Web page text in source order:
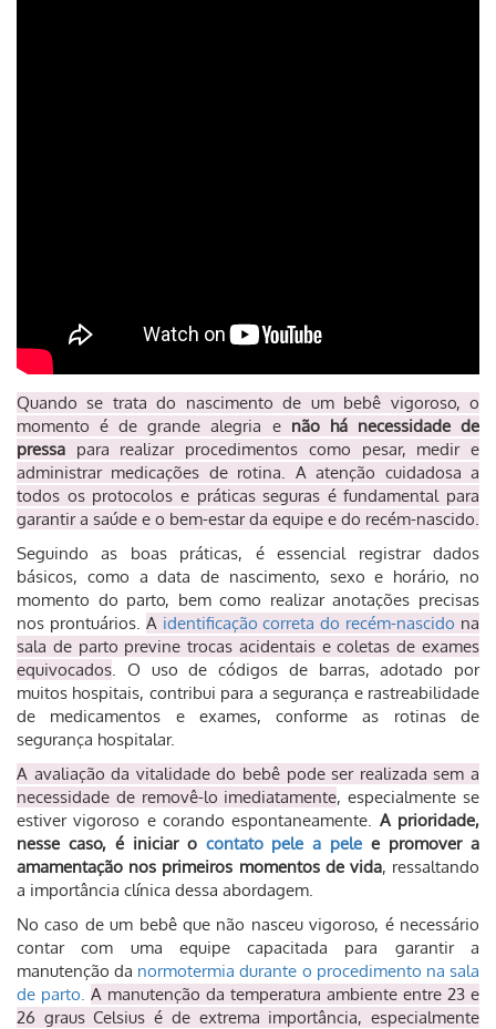
Quando se trata do nascimento de um bebê vigoroso, o
momento é de grande alegria e não há necessidade de
pressa para realizar procedimentos como pesar, medir e
administrar medicações de rotina. A atenção cuidadosa a
todos os protocolos e práticas seguras é fundamental para
garantir a saúde e o bem-estar da equipe e do recém-nascido.
Seguindo as boas práticas, é essencial registrar dados
básicos, como a data de nascimento, sexo e horário, no
momento do parto, bem como realizar anotações precisas
nos prontuários. A identificação correta do recém-nascido na
sala de parto previne trocas acidentais e coletas de exames
equivocados. O uso de códigos de barras, adotado por
muitos hospitais, contribui para a segurança e rastreabilidade
de medicamentos e exames, conforme as rotinas de
segurança hospitalar.
A avaliação da vitalidade do bebê pode ser realizada sem a
necessidade de removê-lo imediatamente, especialmente se
estiver vigoroso e corando espontaneamente. A prioridade,
nesse caso, é iniciar o contato pele a pele e promover a
amamentação nos primeiros momentos de vida, ressaltando
a importância clínica dessa abordagem.
No caso de um bebê que não nasceu vigoroso, é necessário
contar com uma equipe capacitada para garantir a
manutenção da normotermia durante o procedimento na sala
de parto. A manutenção da temperatura ambiente entre 23 e
26 graus Celsius é de extrema importância, especialmente